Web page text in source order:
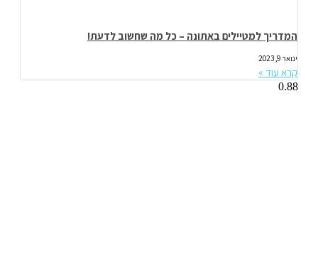
המדריך למטיילים באתונה – כל מה שחשוב לדעת!
ינואר 9, 2023
קרא עוד »